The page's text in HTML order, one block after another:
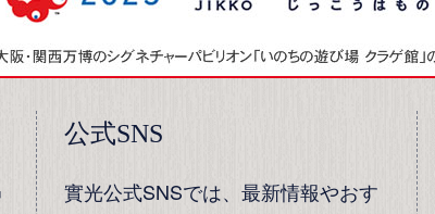
公式SNS
實光公式SNSでは、最新情報やおす